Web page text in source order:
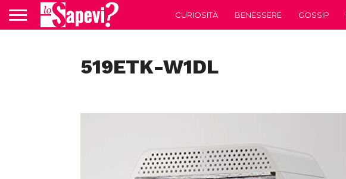
CURIOSITÀ BENESSERE GOSSIP
519ETK-W1DL